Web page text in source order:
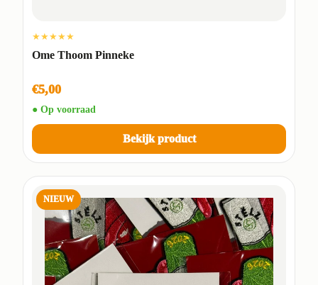
★★★★★
Ome Thoom Pinneke
€5,00
● Op voorraad
Bekijk product
NIEUW